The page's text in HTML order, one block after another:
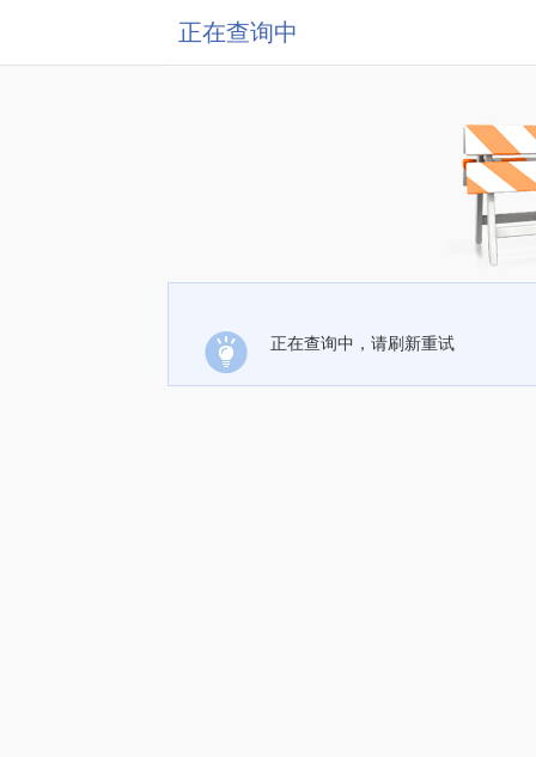
正在查询中
正在查询中，请刷新重试